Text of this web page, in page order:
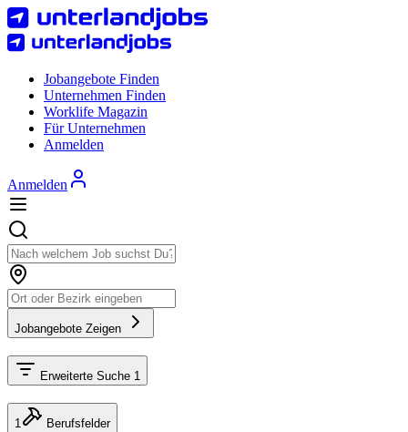
Jobangebote Finden
Unternehmen Finden
Worklife Magazin
Für Unternehmen
Anmelden
Anmelden
Jobangebote Zeigen
Erweiterte Suche 1
1 Berufsfelder